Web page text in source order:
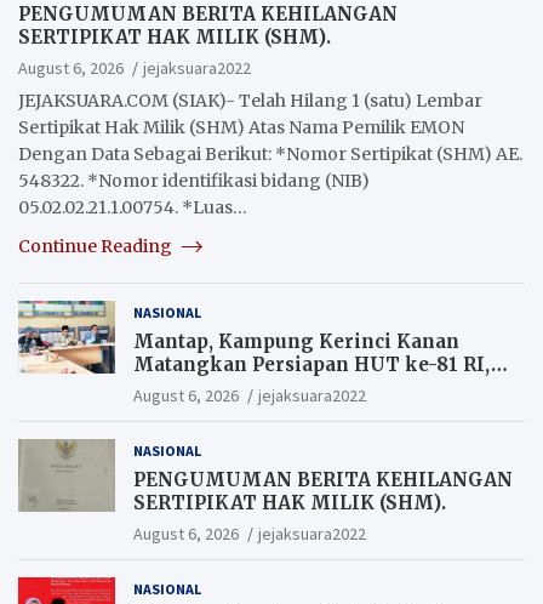
PENGUMUMAN BERITA KEHILANGAN
SERTIPIKAT HAK MILIK (SHM).
August 6, 2026
jejaksuara2022
JEJAKSUARA.COM (SIAK)- Telah Hilang 1 (satu) Lembar
Sertipikat Hak Milik (SHM) Atas Nama Pemilik EMON
Dengan Data Sebagai Berikut: *Nomor Sertipikat (SHM) AE.
548322. *Nomor identifikasi bidang (NIB)
05.02.02.21.1.00754. *Luas…
Continue Reading
NASIONAL
Mantap, Kampung Kerinci Kanan
Matangkan Persiapan HUT ke-81 RI,
Warga yang ikut Upacara
Berkesempatan Raih Hadiah
August 6, 2026 jejaksuara2022
NASIONAL
PENGUMUMAN BERITA KEHILANGAN
SERTIPIKAT HAK MILIK (SHM).
August 6, 2026 jejaksuara2022
NASIONAL